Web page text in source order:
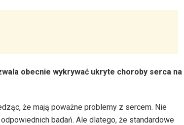
obecnie wykrywać ukryte choroby serca na
że mają poważne problemy z sercem. Nie
badań. Ale dlatego, że standardowe